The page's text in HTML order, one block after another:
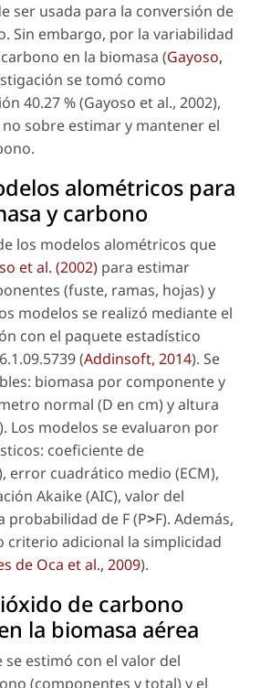
ser usada para la conversión de
Sin embargo, por la variabilidad
en la biomasa (Gayoso,
se tomó como
40.27 % (Gayoso et al., 2002),
sobre estimar y mantener el
alométricos para
y carbono
los modelos alométricos que
et al. (2002) para estimar
(fuste, ramas, hojas) y
modelos se realizó mediante el
con el paquete estadístico
(Addinsoft, 2014). Se
biomasa por componente y
normal (D en cm) y altura
Los modelos se evaluaron por
coeficiente de
error cuadrático medio (ECM),
Akaike (AIC), valor del
probabilidad de F (P>F). Además,
criterio adicional la simplicidad
de Oca et al., 2009).
de carbono
la biomasa aérea
se estimó con el valor del
(componentes y total) y el